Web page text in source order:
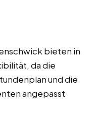
bieten in
da die
und die
angepasst